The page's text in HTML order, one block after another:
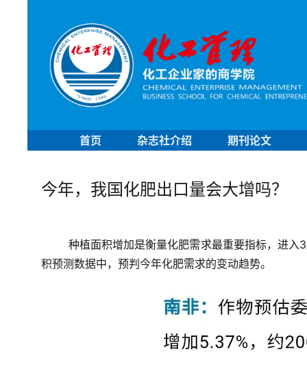
首页 杂志社介绍 期刊论文
今年，我国化肥出口量会大增吗？
种植面积增加是衡量化肥需求最重要指标，进
积预测数据中，预判今年化肥需求的变动趋势。